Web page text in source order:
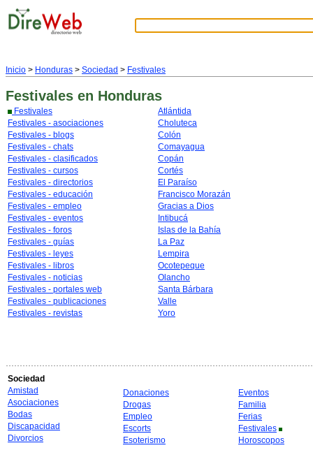
Inicio > Honduras > Sociedad > Festivales
Festivales en Honduras
Festivales
Festivales - asociaciones
Festivales - blogs
Festivales - chats
Festivales - clasificados
Festivales - cursos
Festivales - directorios
Festivales - educación
Festivales - empleo
Festivales - eventos
Festivales - foros
Festivales - guías
Festivales - leyes
Festivales - libros
Festivales - noticias
Festivales - portales web
Festivales - publicaciones
Festivales - revistas
Atlántida
Choluteca
Colón
Comayagua
Copán
Cortés
El Paraíso
Francisco Morazán
Gracias a Dios
Intibucá
Islas de la Bahía
La Paz
Lempira
Ocotepeque
Olancho
Santa Bárbara
Valle
Yoro
Sociedad
Amistad
Asociaciones
Bodas
Discapacidad
Divorcios
Donaciones
Drogas
Empleo
Escorts
Esoterismo
Eventos
Familia
Ferias
Festivales
Horoscopos